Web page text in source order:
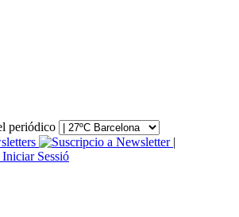
periódico
|